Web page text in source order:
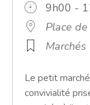
9h00 -
Place
Marchés
Le petit
convivialité